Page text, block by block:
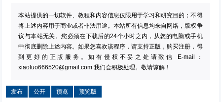
本站提供的一切软件、教程和内容信息仅限用于学习和研究目的；不得
将上述内容用于商业或者非法用途。本站所有信息均来自网络，版权争
议与本站无关。您必须在下载后的24个小时之内，从您的电脑或手机
中彻底删除上述内容。如果您喜欢该程序，请支持正版，购买注册，得
到更好的正版服务。如有侵权不妥之处请致信 E-mail：
xiaoluo666520@gmail.com 我们会积极处理。敬请谅解！
发布 公开 预览 预览版